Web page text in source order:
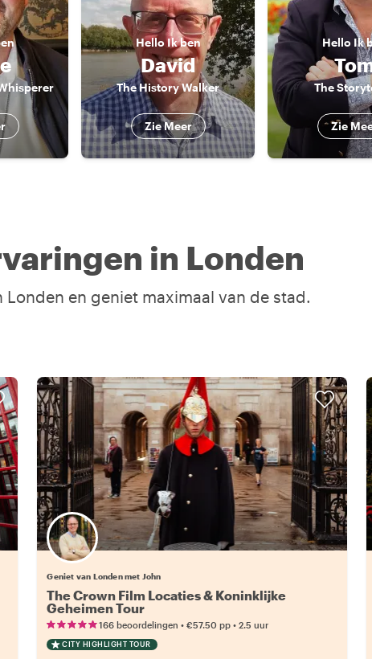
HelloIk ben
David
The History Walker
Zie Meer
Hello Ik
The
Zie
in Londen
en geniet maximaal van de stad.
Geniet van Londen met John
The Crown Film Locaties & Koninklijke
Geheimen Tour
166 beoordelingen •€57.50 pp •2.5 uur
CITY HIGHLIGHT TOUR